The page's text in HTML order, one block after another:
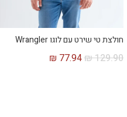
חולצת טי שירט עם לוגו Wrangler
₪129.90
₪ 77.94